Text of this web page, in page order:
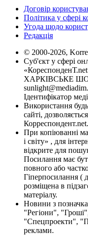
Договір
Політика у сфері
Угода щодо
Редакція
© 2000-2026,
Суб'єкт у сфері
ХАРКІВСЬКЕ
Ідентифікатор
Використання
сайті,
Корреспондент.net.
При копіюванні
і світу» , для
відкрите для
Посилання має
повного або
Гіперпосилання (
розміщена в
матеріалу.
Новини з
"Регіони",
"Спецпроекти",
реклами.